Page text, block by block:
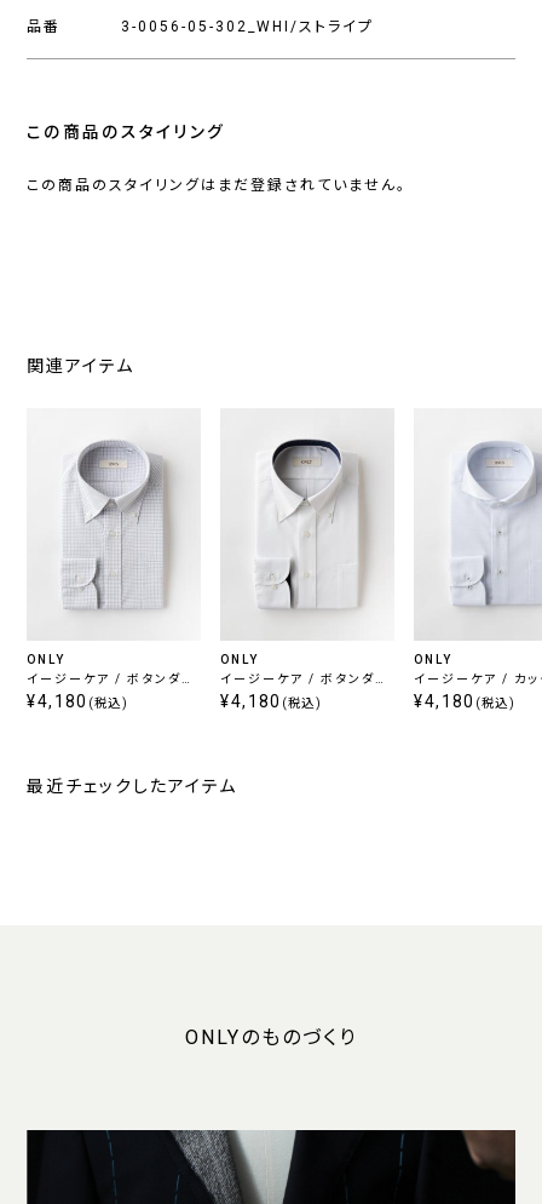
品番 3-0056-05-302_WHI/ストライプ
この商品のスタイリング
この商品のスタイリングはまだ登録されていません。
関連アイテム
ONLY
イージーケア / ボタンダウ
ン
¥4,180 (税込)
ONLY
イージーケア / ボタンダウ
ン
¥4,180 (税込)
ONLY
イージーケア / カッ
イ スナップボタン
¥4,180 (税込)
最近チェックしたアイテム
ONLYのものづくり